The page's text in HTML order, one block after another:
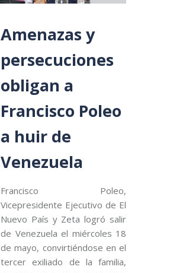
Amenazas y
persecuciones
obligan a
Francisco Poleo
a huir de
Venezuela
Francisco Poleo,
Vicepresidente Ejecutivo de El
Nuevo País y Zeta logró salir
de Venezuela el miércoles 18
de mayo, convirtiéndose en el
tercer exiliado de la familia,